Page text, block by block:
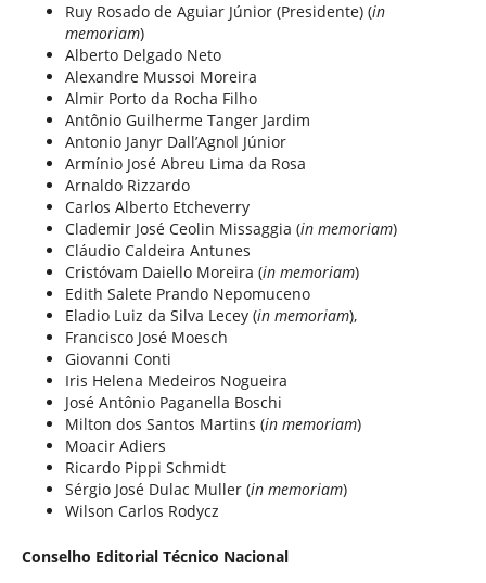
Ruy Rosado de Aguiar Júnior (Presidente) (in
memoriam)
Alberto Delgado Neto
Alexandre Mussoi Moreira
Almir Porto da Rocha Filho
Antônio Guilherme Tanger Jardim
Antonio Janyr Dall’Agnol Júnior
Armínio José Abreu Lima da Rosa
Arnaldo Rizzardo
Carlos Alberto Etcheverry
Clademir José Ceolin Missaggia (in memoriam)
Cláudio Caldeira Antunes
Cristóvam Daiello Moreira (in memoriam)
Edith Salete Prando Nepomuceno
Eladio Luiz da Silva Lecey (in memoriam),
Francisco José Moesch
Giovanni Conti
Iris Helena Medeiros Nogueira
José Antônio Paganella Boschi
Milton dos Santos Martins (in memoriam)
Moacir Adiers
Ricardo Pippi Schmidt
Sérgio José Dulac Muller (in memoriam)
Wilson Carlos Rodycz
Conselho Editorial Técnico Nacional